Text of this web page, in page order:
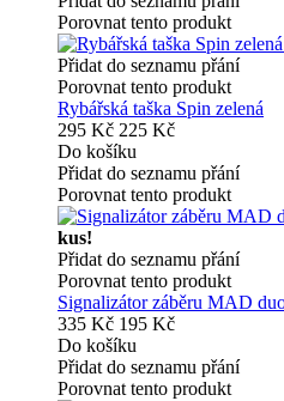
Porovnat tento produkt
Přidat do seznamu přání
Porovnat tento produkt
Rybářská taška Spin zelená
295 Kč 225 Kč
Do košíku
Přidat do seznamu přání
Porovnat tento produkt
kus!
Přidat do seznamu přání
Porovnat tento produkt
Signalizátor záběru MAD
335 Kč 195 Kč
Do košíku
Přidat do seznamu přání
Porovnat tento produkt